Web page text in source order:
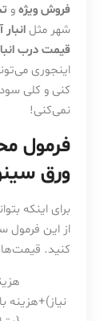
فروش ویژهو
شهر مثلانبار
قیمت درب انبار
اینجوری می‌تونی
کنی و کلی سود
نمی‌کنی!
فرمول
ورق
برای اینکه بتوانید
از این فرمول
کنید. قیمت‌ها
نیاز)+هزینه